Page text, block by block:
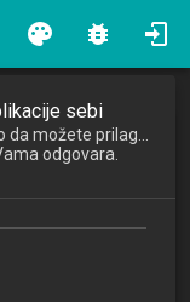
palette bug_report
sebi
odgovara.